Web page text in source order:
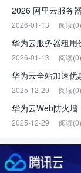
2026 阿里云服务
2026-01-13 阅读(0)
华为云服务器租用
2026-01-13 阅读(0)
华为云全站加速优
2025-12-29 阅读(0)
华为云Web防火
2025-12-29 阅读(0)